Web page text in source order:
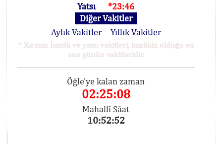
Yatsı
*23:46
Diğer Vakitler
Aylık Vakitler
Yıllık Vakitler
* Kırmızı İmsâk ve yatsı vakitleri, imsâkin olduğu en
son günün vakitleridir.
Öğle'ye kalan zaman
02:25:08
Mahallî Sâat
10:52:52